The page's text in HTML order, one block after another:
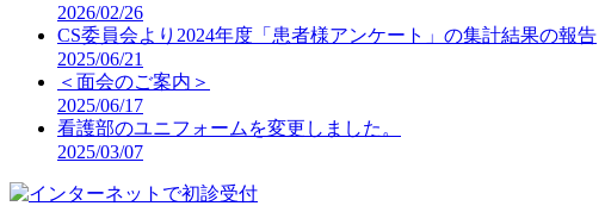
2026/02/26
CS委員会より2024年度「患者様アンケート」の集計結果の報告
2025/06/21
＜面会のご案内＞
2025/06/17
看護部のユニフォームを変更しました。
2025/03/07